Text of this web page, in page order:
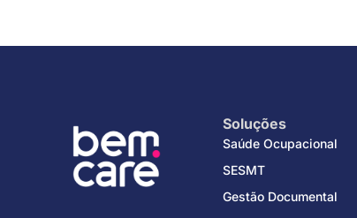
Soluções
Saúde Ocupacional
SESMT
Gestão Documental